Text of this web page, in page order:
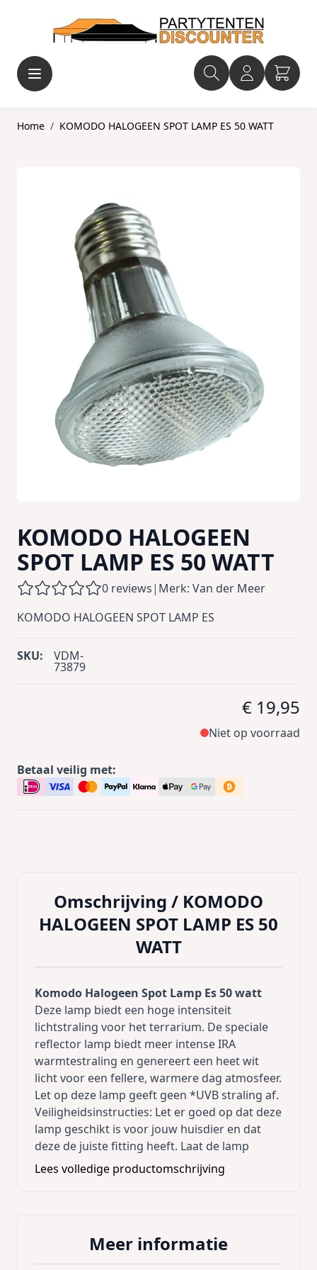
Home / KOMODO HALOGEEN SPOT LAMP ES 50 WATT
KOMODO HALOGEEN
SPOT LAMP ES 50 WATT
0 reviews| Merk: Van der Meer
KOMODO HALOGEEN SPOT LAMP ES
SKU: VDM-
73879
€ 19,95
Niet op voorraad
Betaal veilig met:
Omschrijving / KOMODO
HALOGEEN SPOT LAMP ES 50
WATT
Komodo Halogeen Spot Lamp Es 50 watt
Deze lamp biedt een hoge intensiteit
lichtstraling voor het terrarium. De speciale
reflector lamp biedt meer intense IRA
warmtestraling en genereert een heet wit
licht voor een fellere, warmere dag atmosfeer.
Let op deze lamp geeft geen *UVB straling af.
Veiligheidsinstructies: Let er goed op dat deze
lamp geschikt is voor jouw huisdier en dat
deze de juiste fitting heeft. Laat de lamp
afkoelen voordat je deze in handen neemt, en
schakel de stroomtoevoer uit bij het
Gemiddelde branduren: 1000 uur.
Lees volledige productomschrijving
Meer informatie